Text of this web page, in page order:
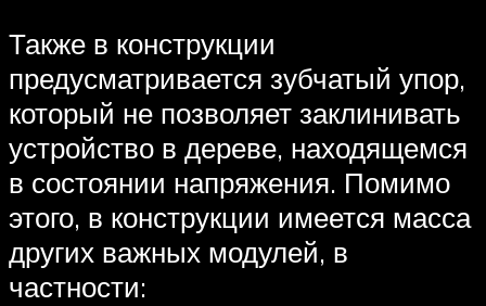
Также в конструкции
предусматривается зубчатый упор,
который не позволяет заклинивать
устройство в дереве, находящемся
в состоянии напряжения. Помимо
этого, в конструкции имеется масса
других важных модулей, в
частности: